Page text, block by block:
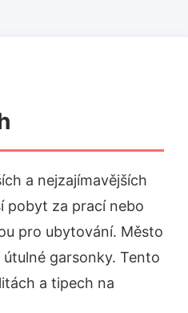
a nejzajímavějších
pobyt za prací nebo
pro ubytování. Město
garsonky. Tento
a tipech na